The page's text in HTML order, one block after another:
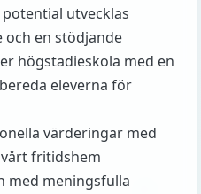
utvecklas
och en stödjande
högstadieskola med en
eleverna för
värderingar med
fritidshem
med meningsfulla